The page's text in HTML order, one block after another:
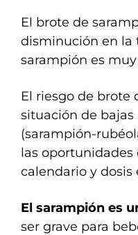
El brote de
disminución en la
sarampión es
El riesgo de brote
situación de
(sarampión-
las oportunidades
calendario y dosis
El sarampión es
ser grave para